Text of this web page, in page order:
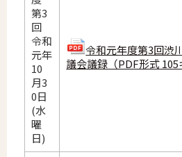
第3
回
令和
元年
10
月3
0日
(水
曜
日)
令和元年度第3回渋
議会議録（PDF形式 105